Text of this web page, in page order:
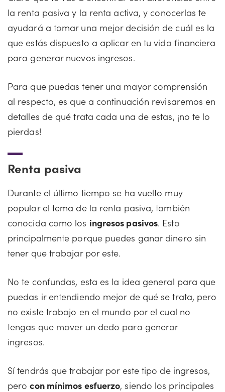
la renta pasiva y la renta activa, y conocerlas te
ayudará a tomar una mejor decisión de cuál es la
que estás dispuesto a aplicar en tu vida financiera
para generar nuevos ingresos.
Para que puedas tener una mayor comprensión
al respecto, es que a continuación revisaremos en
detalles de qué trata cada una de estas, ¡no te lo
pierdas!
Renta pasiva
Durante el último tiempo se ha vuelto muy
popular el tema de la renta pasiva, también
conocida como los ingresos pasivos. Esto
principalmente porque puedes ganar dinero sin
tener que trabajar por este.
No te confundas, esta es la idea general para que
puedas ir entendiendo mejor de qué se trata, pero
no existe trabajo en el mundo por el cual no
tengas que mover un dedo para generar
ingresos.
Sí tendrás que trabajar por este tipo de ingresos,
perocon mínimos esfuerzo, siendo los principales